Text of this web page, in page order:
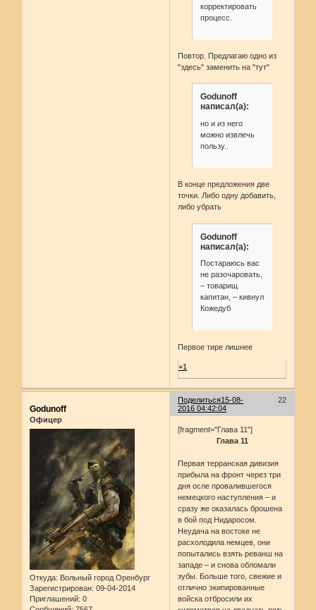
корректировать
процесс.
Повтор. Предлагаю одно из
"здесь" заменить на "тут"
Godunoff
написал(а):
но и из него
можно извлечь
пользу..
В конце предложения две
точки. Либо одну добавить,
либо убрать
Godunoff
написал(а):
Постараюсь вас
не разочаровать,
– товарищ
капитан, – кивнул
Кожедуб
Первое тире лишнее
+1
Поделиться 22
15-08-
2016 04:42:04
Godunoff
Офицер
Откуда: Вольный город Оренбург
Зарегистрирован: 09-04-2014
Приглашений: 0
[fragment="Глава 11"]
Глава 11
Первая терранская дивизия
прибыла на фронт через три
дня осле провалившегося
немецкого наступления – и
сразу же оказалась брошена
в бой под Нидаросом.
Неудача на востоке не
расхолодила немцев, они
попытались взять реванш на
западе – и снова обломали
зубы. Больше того, свежие и
отлично экипированные
войска отбросили их